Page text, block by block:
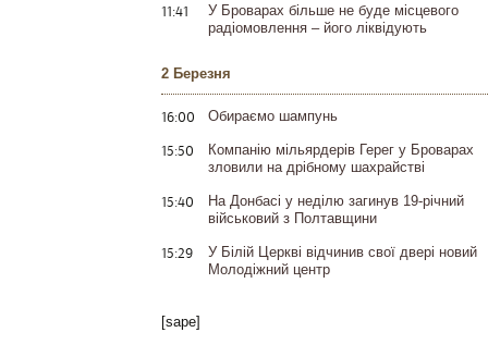
11:41
У Броварах більше не буде місцевого
радіомовлення – його ліквідують
2 Березня
16:00 Обираємо шампунь
15:50
Компанію мільярдерів Герег у Броварах
зловили на дрібному шахрайстві
15:40
На Донбасі у неділю загинув 19-річний
військовий з Полтавщини
15:29
У Білій Церкві відчинив свої двері новий
Молодіжний центр
[sape]